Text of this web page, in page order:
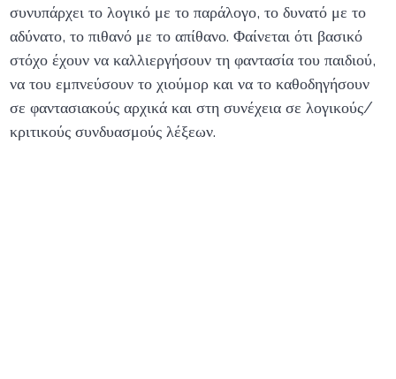
συνυπάρχει το λογικό με το παράλογο, το δυνατό με το
αδύνατο, το πιθανό με το απίθανο. Φαίνεται ότι βασικό
στόχο έχουν να καλλιεργήσουν τη φαντασία του παιδιού,
να του εμπνεύσουν το χιούμορ και να το καθοδηγήσουν
σε φαντασιακούς αρχικά και στη συνέχεια σε λογικούς/
κριτικούς συνδυασμούς λέξεων.